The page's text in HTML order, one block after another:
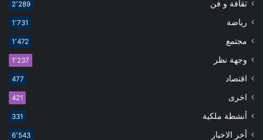
ثقافة و فن 2٬289
رياضة 1٬731
مجتمع 1٬472
وجهة نظر 1٬237
اقتصاد 477
اخرى 421
أنشطة ملكية 331
أخر الاخبار 6٬543